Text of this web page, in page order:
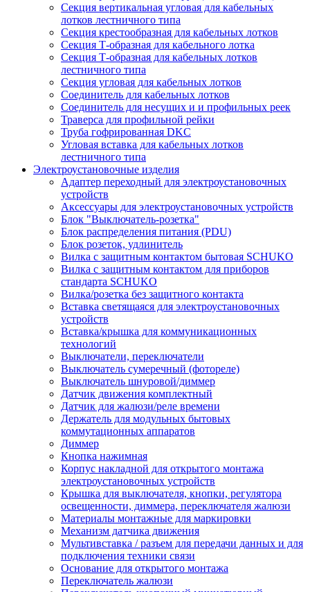
Секция вертикальная угловая для кабельных
лотков лестничного типа
Секция крестообразная для кабельных лотков
Секция Т-образная для кабельного лотка
Секция Т-образная для кабельных лотков
лестничного типа
Секция угловая для кабельных лотков
Соединитель для кабельных лотков
Соединитель для несущих и и профильных реек
Траверса для профильной рейки
Труба гофрированная DKC
Угловая вставка для кабельных лотков
лестничного типа
Электроустановочные изделия
Адаптер переходный для электроустановочных
устройств
Аксессуары для электроустановочных устройств
Блок "Выключатель-розетка"
Блок распределения питания (PDU)
Блок розеток, удлинитель
Вилка с защитным контактом бытовая SCHUKO
Вилка с защитным контактом для приборов
стандарта SCHUKO
Вилка/розетка без защитного контакта
Вставка светящаяся для электроустановочных
устройств
Вставка/крышка для коммуникационных
технологий
Выключатели, переключатели
Выключатель сумеречный (фотореле)
Выключатель шнуровой/диммер
Датчик движения комплектный
Датчик для жалюзи/реле времени
Держатель для модульных бытовых
коммутационных аппаратов
Диммер
Кнопка нажимная
Корпус накладной для открытого монтажа
электроустановочных устройств
Крышка для выключателя, кнопки, регулятора
освещенности, диммера, переключателя жалюзи
Материалы монтажные для маркировки
Механизм датчика движения
Мультивставка / разъем для передачи данных и для
подключения техники связи
Основание для открытого монтажа
Переключатель жалюзи